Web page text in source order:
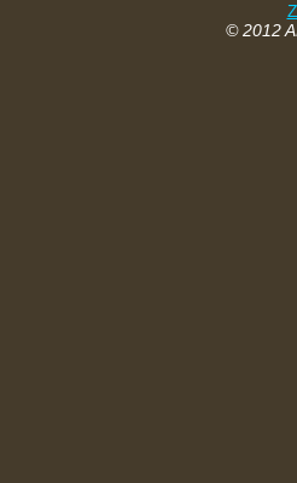
© 2012